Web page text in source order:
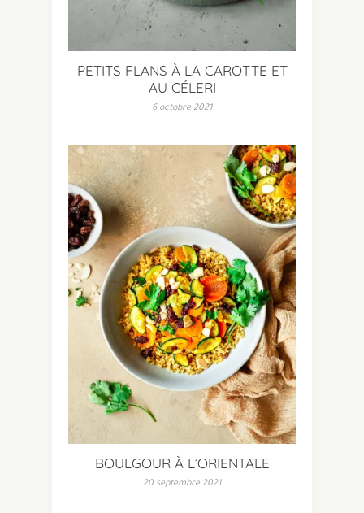
PETITS FLANS À LA CAROTTE ET
AU CÉLERI
6 octobre 2021
BOULGOUR À L’ORIENTALE
20 septembre 2021